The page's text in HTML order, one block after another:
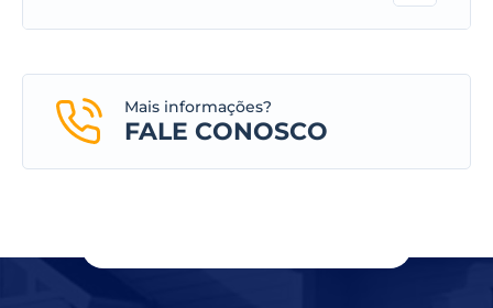
Mais informações?
FALE CONOSCO